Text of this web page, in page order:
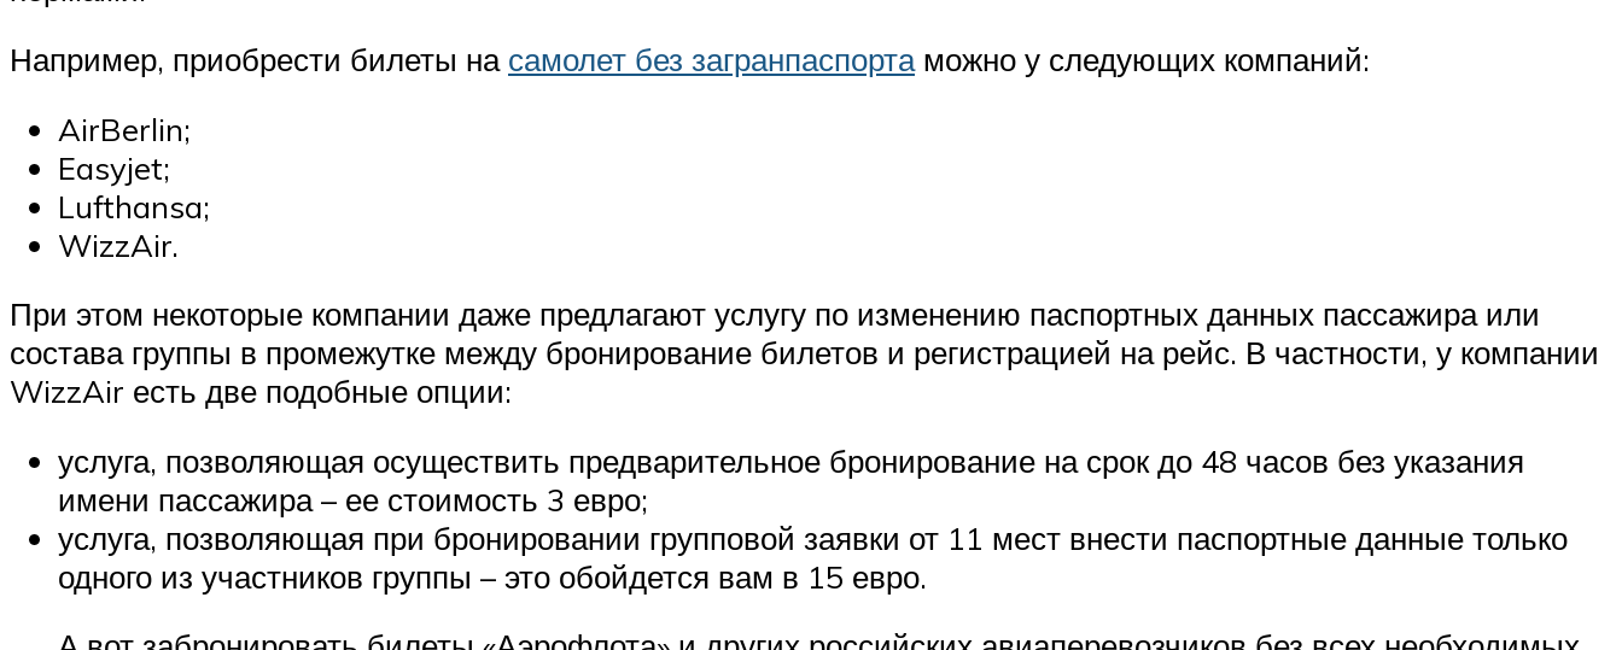
Например, приобрести билеты на самолет без загранпаспортаможно у следующих компаний:
AirBerlin;
Easyjet;
Lufthansa;
WizzAir.
При этом некоторые компании даже предлагают услугу по изменению паспортных данных пассажира или
состава группы в промежутке между бронирование билетов и регистрацией на рейс. В частности, у компании
WizzAir есть две подобные опции:
услуга, позволяющая осуществить предварительное бронирование на срок до 48 часов без указания
имени пассажира – ее стоимость 3 евро;
услуга, позволяющая при бронировании групповой заявки от 11 мест внести паспортные данные только
одного из участников группы – это обойдется вам в 15 евро.